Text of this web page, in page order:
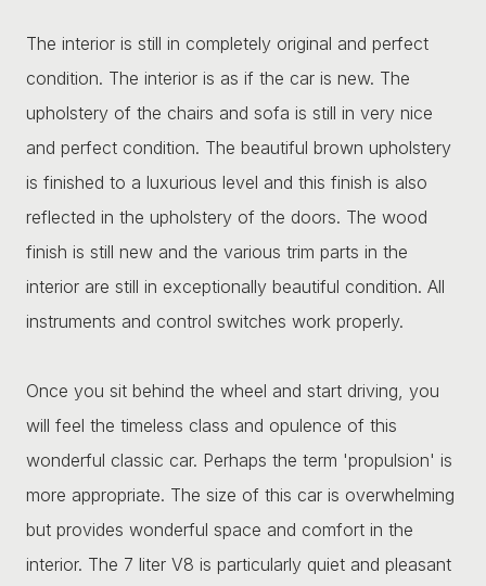
The interior is still in completely original and perfect
condition. The interior is as if the car is new. The
upholstery of the chairs and sofa is still in very nice
and perfect condition. The beautiful brown upholstery
is finished to a luxurious level and this finish is also
reflected in the upholstery of the doors. The wood
finish is still new and the various trim parts in the
interior are still in exceptionally beautiful condition. All
instruments and control switches work properly.
Once you sit behind the wheel and start driving, you
will feel the timeless class and opulence of this
wonderful classic car. Perhaps the term 'propulsion' is
more appropriate. The size of this car is overwhelming
but provides wonderful space and comfort in the
interior. The 7 liter V8 is particularly quiet and pleasant